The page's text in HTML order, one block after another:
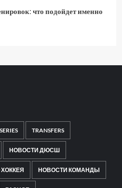
что подойдет именно
TRANSFERS
НОВОСТИ ДЮСШ
НОВОСТИ КОМАНДЫ